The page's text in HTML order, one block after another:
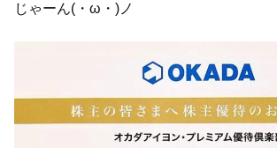
じゃーん(・ω・)ノ